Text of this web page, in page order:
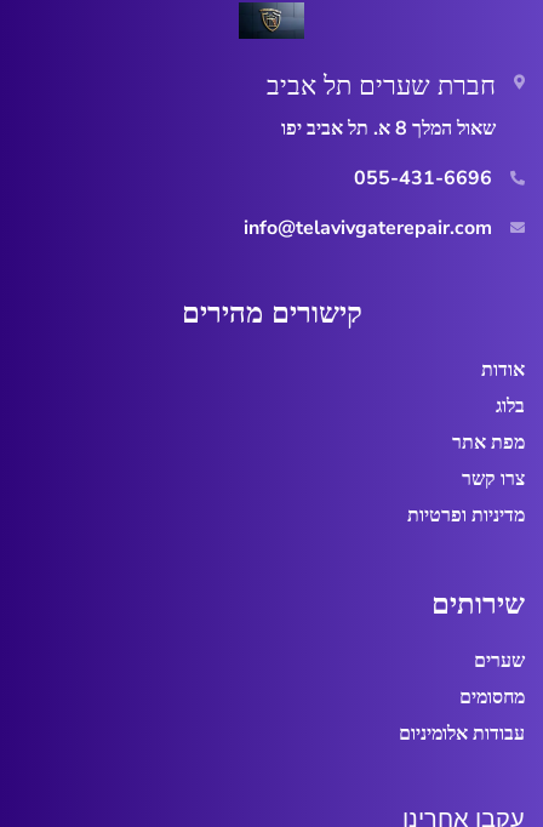
חברת שערים תל אביב
שאול המלך 8 א. תל אביב יפו
055-431-6696
info@telavivgaterepair.com
קישורים מהירים
אודות
בלוג
מפת אתר
צרו קשר
מדיניות ופרטיות
שירותים
שערים
מחסומים
עבודות אלומיניום
עקבו אחרינו